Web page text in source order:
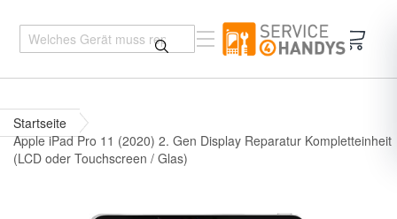
Startseite
Apple iPad Pro 11 (2020) 2. Gen Display Reparatur Kompletteinheit
(LCD oder Touchscreen / Glas)